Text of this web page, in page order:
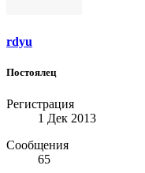
rdyu
Постоялец
Регистрация
1 Дек 2013
Сообщения
65